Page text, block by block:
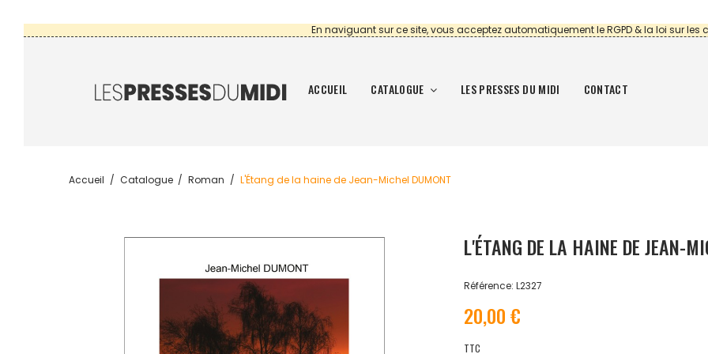
En naviguant sur ce site, vous acceptez automatiquement le RGPD & la loi sur les
ACCUEIL CATALOGUE LES PRESSES DU MIDI CONTACT
Accueil Catalogue Roman L'Étang de la haine de Jean-Michel DUMONT
L'ÉTANG DE LA HAINE DE JEAN-
Référence: L2327
20,00 €
TTC